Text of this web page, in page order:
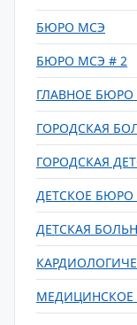
БЮРО МСЭ
БЮРО МСЭ # 2
ГЛАВНОЕ
ГОРОДСКАЯ
ГОРОДСКАЯ
ДЕТСКОЕ
ДЕТСКАЯ
МЕДИЦИНСКОЕ